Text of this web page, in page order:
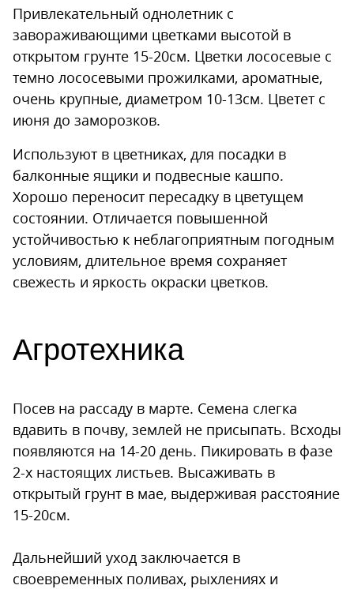
Привлекательный однолетник с
завораживающими цветками высотой в
открытом грунте 15-20см. Цветки лососевые с
темно лососевыми прожилками, ароматные,
очень крупные, диаметром 10-13см. Цветет с
июня до заморозков.
Используют в цветниках, для посадки в
балконные ящики и подвесные кашпо.
Хорошо переносит пересадку в цветущем
состоянии. Отличается повышенной
устойчивостью к неблагоприятным погодным
условиям, длительное время сохраняет
свежесть и яркость окраски цветков.
Агротехника
Посев на рассаду в марте. Семена слегка
вдавить в почву, землей не присыпать. Всходы
появляются на 14-20 день. Пикировать в фазе
2-х настоящих листьев. Высаживать в
открытый грунт в мае, выдерживая расстояние
15-20см.
Дальнейший уход заключается в
своевременных поливах, рыхлениях и